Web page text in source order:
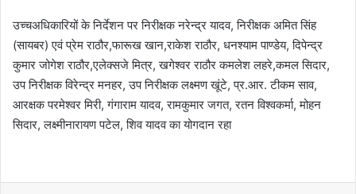
उच्चअधिकारियों के निर्देशन पर निरीक्षक नरेन्द्र यादव, निरीक्षक अमित सिंह
(सायबर) एवं प्रेम राठौर,फारूख खान,राकेश राठौर, धनश्याम पाण्डेय, दिपेन्द्र
कुमार जोगेश राठौर,एलेक्सजे मित्र, खगेश्वर राठौर कमलेश लहरे,कमल सिदार,
उप निरीक्षक विरेन्द्र मनहर, उप निरीक्षक लक्ष्मण खूंटे, प्र.आर. टीकम साव,
आरक्षक परमेश्वर मिरी, गंगाराम यादव, रामकुमार जगत, रतन विश्वकर्मा, मोहन
सिदार, लक्ष्मीनारायण पटेल, शिव यादव का योगदान रहा